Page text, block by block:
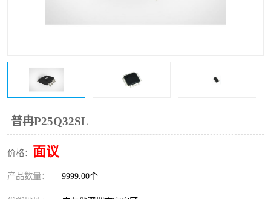
普冉P25Q32SL
价格： 面议
产品数量： 9999.00个
FT61F022
FT61F021